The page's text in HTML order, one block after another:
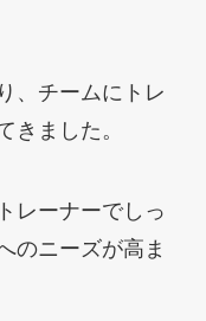
、チームにトレ
きました。
レーナーでしっ
のニーズが高ま